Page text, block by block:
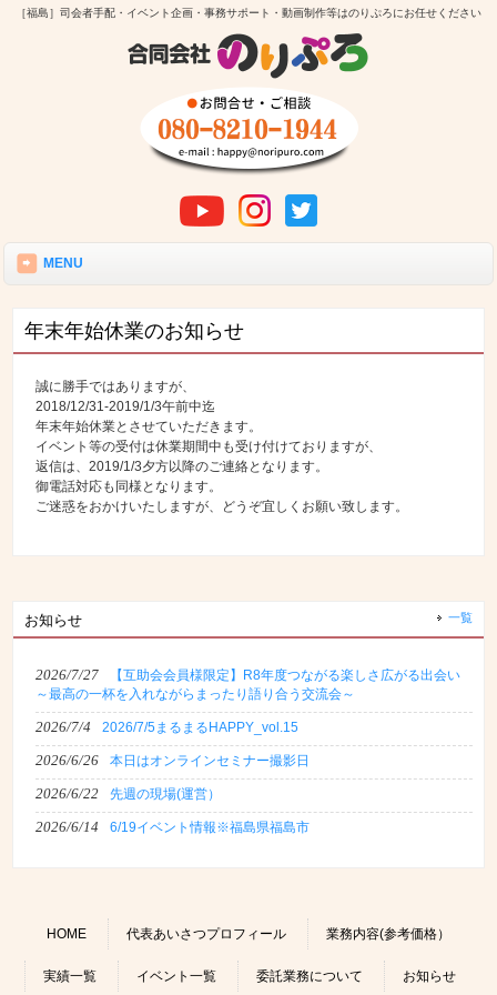
［福島］司会者手配・イベント企画・事務サポート・動画制作等はのりぷろにお任せください
MENU
年末年始休業のお知らせ
誠に勝手ではありますが、
2018/12/31-2019/1/3午前中迄
年末年始休業とさせていただきます。
イベント等の受付は休業期間中も受け付けておりますが、
返信は、2019/1/3夕方以降のご連絡となります。
御電話対応も同様となります。
ご迷惑をおかけいたしますが、どうぞ宜しくお願い致します。
お知らせ 一覧
2026/7/27
【互助会会員様限定】R8年度つながる楽しさ広がる出会い
～最高の一杯を入れながらまったり語り合う交流会～
2026/7/4 2026/7/5まるまるHAPPY_vol.15
2026/6/26 本日はオンラインセミナー撮影日
2026/6/22 先週の現場(運営）
2026/6/14 6/19イベント情報※福島県福島市
HOME 代表あいさつプロフィール 業務内容(参考価格）
実績一覧 イベント一覧 委託業務について お知らせ